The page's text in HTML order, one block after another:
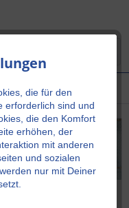
die für den
erforderlich sind und
die den Komfort
erhöhen, der
mit anderen
und sozialen
nur mit Deiner